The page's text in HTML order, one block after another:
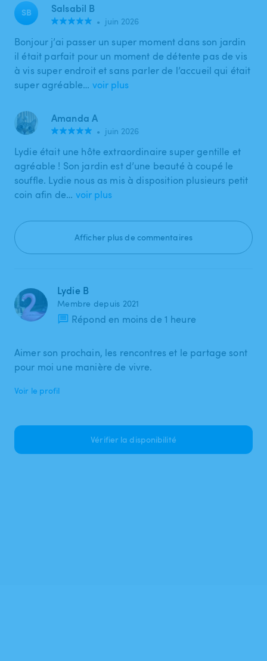
SB Salsabil B
• juin 2026
Bonjour j’ai passer un super moment dans son jardin
il était parfait pour un moment de détente pas de vis
à vis super endroit et sans parler de l’accueil qui était
super agréable… voir plus
Amanda A
• juin 2026
Lydie était une hôte extraordinaire super gentille et
agréable ! Son jardin est d’une beauté à coupé le
souffle. Lydie nous as mis à disposition plusieurs petit
coin afin de… voir plus
Afficher plus de commentaires
Lydie B
Membre depuis 2021
Répond en moins de 1 heure
Aimer son prochain, les rencontres et le partage sont
pour moi une manière de vivre.
Voir le profil
Vérifier la disponibilité